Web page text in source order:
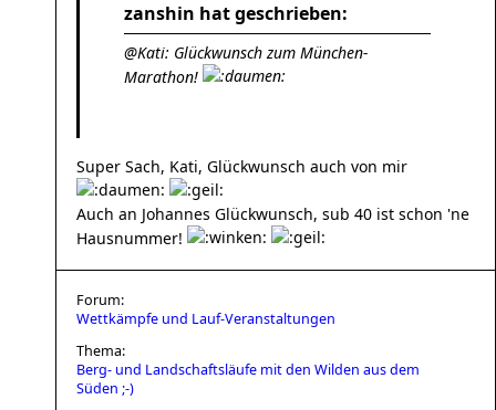
zanshin hat geschrieben:
@Kati: Glückwunsch zum München-
Marathon!
Super Sach, Kati, Glückwunsch auch von mir
Auch an Johannes Glückwunsch, sub 40 ist schon 'ne
Hausnummer!
Forum:
Wettkämpfe und Lauf-Veranstaltungen
Thema:
Berg- und Landschaftsläufe mit den Wilden aus dem
Süden ;-)